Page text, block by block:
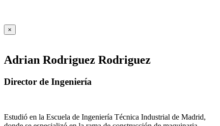
×
Adrian Rodriguez Rodriguez
Director de Ingeniería
Estudió en la Escuela de Ingeniería Técnica Industrial de Madrid,